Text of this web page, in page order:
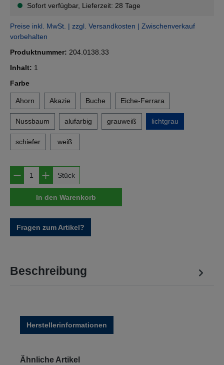
Sofort verfügbar, Lieferzeit: 28 Tage
Preise inkl. MwSt. | zzgl. Versandkosten | Zwischenverkauf
vorbehalten
Produktnummer: 204.0138.33
Inhalt: 1
Farbeauswählen
Ahorn Akazie Buche Eiche-Ferrara
Nussbaum alufarbig grauweiß lichtgrau
schiefer weiß
Produkt Anzahl: Gib den gewünschten
Stück
In den Warenkorb
Fragen zum Artikel?
Beschreibung
Herstellerinformationen
Produktgalerie überspringen
Ähnliche Artikel